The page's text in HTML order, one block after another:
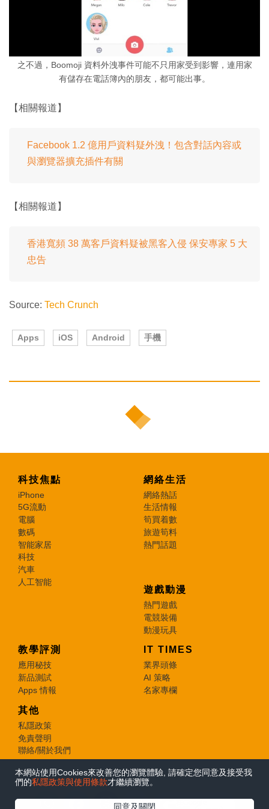
本網站使用Cookies來改善您的瀏覽體驗, 請確定您同意及接受我
們的私隱政策與使用條款才繼續瀏覽。
同意及關閉
之不過，Boomoji 資料外洩事件可能不只用家受到影響，連用家
有儲存在電話簿內的朋友，都可能出事。
【相關報道】
Facebook 1.2 億用戶資料疑外洩！包含對話內容或
與瀏覽器擴充插件有關
【相關報道】
香港寬頻 38 萬客戶資料疑被黑客入侵 保安專家 5 大
忠告
Source: Tech Crunch
Apps iOS Android 手機
科技焦點
iPhone
5G流動
電腦
數碼
智能家居
科技
汽車
人工智能
網絡生活
網絡熱話
生活情報
筍買着數
旅遊筍料
熱門話題
遊戲動漫
熱門遊戲
電競裝備
動漫玩具
教學評測
應用秘技
新品測試
Apps 情報
IT TIMES
業界頭條
AI 策略
名家專欄
其他
私隱政策
免責聲明
聯絡/關於我們
© 2026 e-zone. All Rights Reserved.